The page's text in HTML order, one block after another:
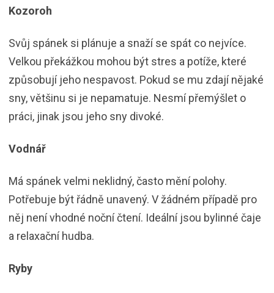
Kozoroh
Svůj spánek si plánuje a snaží se spát co nejvíce.
Velkou překážkou mohou být stres a potíže, které
způsobují jeho nespavost. Pokud se mu zdají nějaké
sny, většinu si je nepamatuje. Nesmí přemýšlet o
práci, jinak jsou jeho sny divoké.
Vodnář
Má spánek velmi neklidný, často mění polohy.
Potřebuje být řádně unavený. V žádném případě pro
něj není vhodné noční čtení. Ideální jsou bylinné čaje
a relaxační hudba.
Ryby